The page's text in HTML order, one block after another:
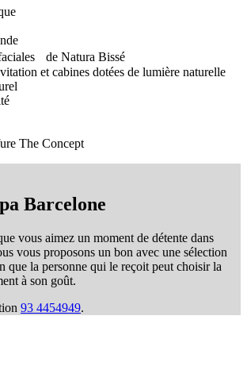
de Natura Bissé
et cabines dotées de lumière naturelle
The Concept
Barcelone
vous aimez un moment de détente dans
vous proposons un bon avec une sélection
que la personne qui le reçoit peut choisir la
à son goût.
93 4454949.